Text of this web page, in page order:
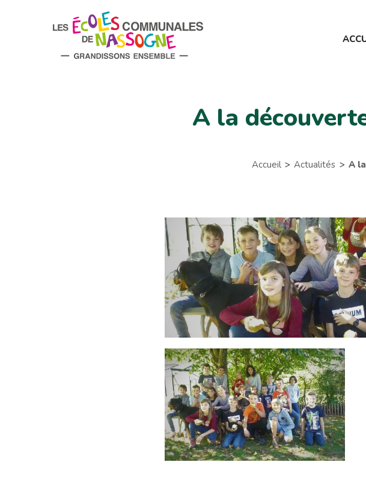
A la
Accueil Actualités A